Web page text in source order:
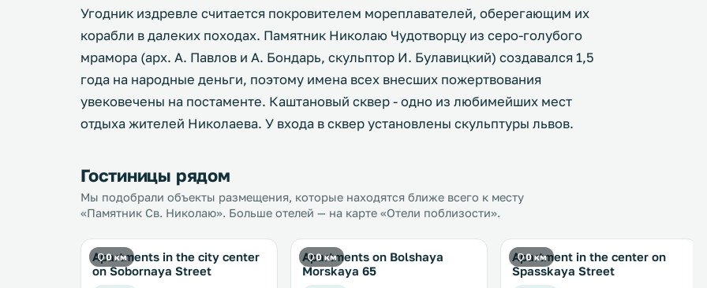
Угодник издревле считается покровителем мореплавателей, оберегающим их
корабли в далеких походах. Памятник Николаю Чудотворцу из серо-голубого
мрамора (арх. А. Павлов и А. Бондарь, скульптор И. Булавицкий) создавался 1,5
года на народные деньги, поэтому имена всех внесших пожертвования
увековечены на постаменте. Каштановый сквер - одно из любимейших мест
отдыха жителей Николаева. У входа в сквер установлены скульптуры львов.
Гостиницы рядом
Мы подобрали объекты размещения, которые находятся ближе всего к месту
«Памятник Св. Николаю». Больше отелей — на карте «Отели поблизости».
0 км
Apartments in the city center
on Sobornaya Street
0 км
Apartments on Bolshaya
Morskaya 65
0 км
Apartment in the center on
Spasskaya Street